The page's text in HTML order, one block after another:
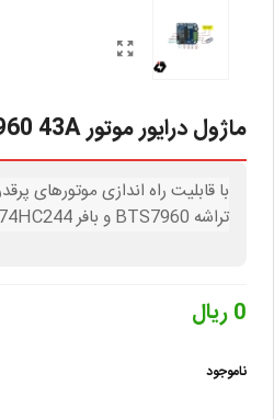
ماژول درایور موتور BTS7960 43A
تراشه BTS7960 و بافر 74HC244
0 ریال
ناموجود